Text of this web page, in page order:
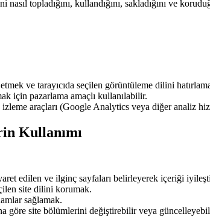
topladığını, kullandığını, sakladığını ve
ve tarayıcıda seçilen görüntüleme dilini
için pazarlama amaçlı kullanılabilir.
izleme araçları (Google Analytics veya diğer analiz
Kullanımı
edilen ve ilginç sayfaları belirleyerek içeriği
site dilini korumak.
sağlamak.
göre site bölümlerini değiştirebilir veya